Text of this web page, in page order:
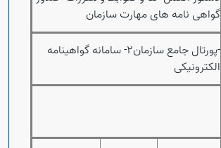
گواهی نامه های مهارت سازمان
-پورتال جامع سازمان2- سامانه گواهینامه
الکترونیکی